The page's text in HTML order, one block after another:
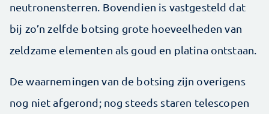
neutronensterren. Bovendien is vastgesteld dat
bij zo’n zelfde botsing grote hoeveelheden van
zeldzame elementen als goud en platina ontstaan.
De waarnemingen van de botsing zijn overigens
nog niet afgerond; nog steeds staren telescopen